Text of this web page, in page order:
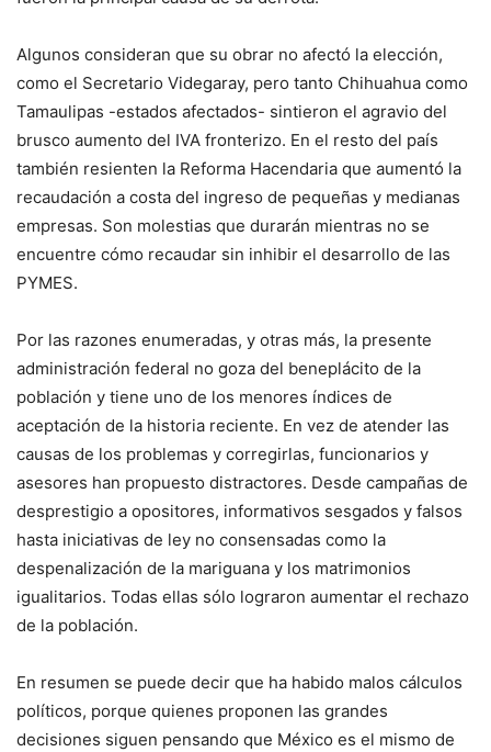
Algunos consideran que su obrar no afectó la elección,
como el Secretario Videgaray, pero tanto Chihuahua como
Tamaulipas -estados afectados- sintieron el agravio del
brusco aumento del IVA fronterizo. En el resto del país
también resienten la Reforma Hacendaria que aumentó la
recaudación a costa del ingreso de pequeñas y medianas
empresas. Son molestias que durarán mientras no se
encuentre cómo recaudar sin inhibir el desarrollo de las
PYMES.
Por las razones enumeradas, y otras más, la presente
administración federal no goza del beneplácito de la
población y tiene uno de los menores índices de
aceptación de la historia reciente. En vez de atender las
causas de los problemas y corregirlas, funcionarios y
asesores han propuesto distractores. Desde campañas de
desprestigio a opositores, informativos sesgados y falsos
hasta iniciativas de ley no consensadas como la
despenalización de la mariguana y los matrimonios
igualitarios. Todas ellas sólo lograron aumentar el rechazo
de la población.
En resumen se puede decir que ha habido malos cálculos
políticos, porque quienes proponen las grandes
decisiones siguen pensando que México es el mismo de